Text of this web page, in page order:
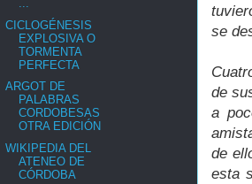
se
de
a
de
esta
CICLOGÉNESIS
EXPLOSIVA O
TORMENTA
PERFECTA
ARGOT DE
PALABRAS
CORDOBESAS
OTRA EDICIÓN
WIKIPEDIA DEL
ATENEO DE
CÓRDOBA